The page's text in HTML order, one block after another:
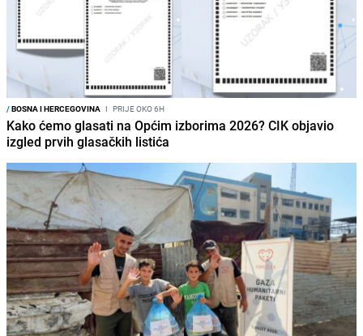
/BOSNA I HERCEGOVINA I PRIJE OKO 6H
Kako ćemo glasati na Općim izborima 2026? CIK objavio
izgled prvih glasačkih listića